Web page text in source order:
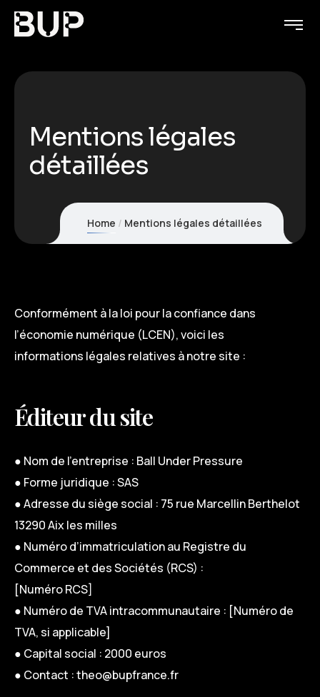
Mentions légales
détaillées
Home Mentions légales détaillées
Conformément à la loi pour la confiance dans
l’économie numérique (LCEN), voici les
informations légales relatives à notre site :
Éditeur du site
● Nom de l’entreprise : Ball Under Pressure
● Forme juridique : SAS
● Adresse du siège social : 75 rue Marcellin Berthelot
13290 Aix les milles
● Numéro d’immatriculation au Registre du
Commerce et des Sociétés (RCS) :
[Numéro RCS]
● Numéro de TVA intracommunautaire : [Numéro de
TVA, si applicable]
● Capital social : 2000 euros
● Contact : theo@bupfrance.fr